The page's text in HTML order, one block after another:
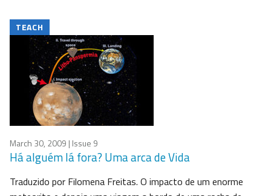
TEACH
March 30, 2009 | Issue 9
Há alguém lá fora? Uma arca de Vida
Traduzido por Filomena Freitas. O impacto de um enorme